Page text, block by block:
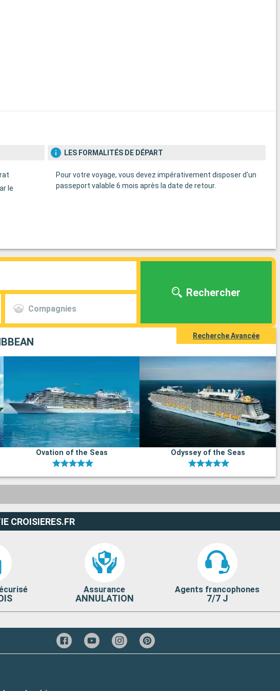
le
LES FORMALITÉS DE DÉPART
Pour votre voyage, vous devez impérativement disposer d'un
passeport valable 6 mois après la date de retour.
Compagnies
Rechercher
Recherche Avancée
Ovation of the Seas Odyssey of the Seas
CROISIERES.FR
Assurance
ANNULATION
Agents francophones
7/7 J